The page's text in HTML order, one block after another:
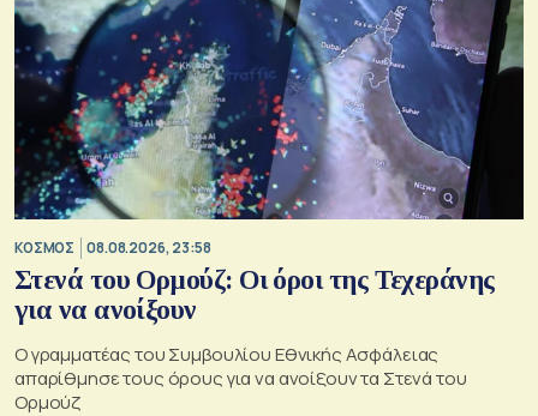
ΚΟΣΜΟΣ 08.08.2026, 23:58
Στενά του Ορμούζ: Οι όροι της Τεχεράνης
για να ανοίξουν
Ο γραμματέας του Συμβουλίου Εθνικής Ασφάλειας
απαρίθμησε τους όρους για να ανοίξουν τα Στενά του
Ορμούζ